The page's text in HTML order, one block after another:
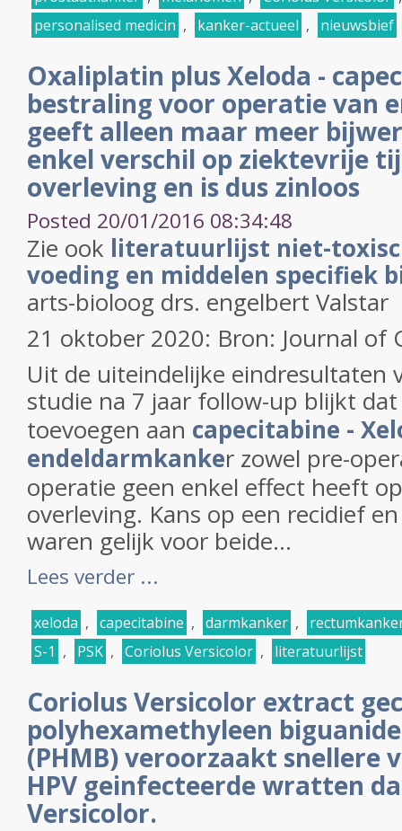
personalised medicin , kanker-actueel , nieuwsbief
Oxaliplatin plus Xeloda -
bestraling voor operatie van
geeft alleen maar meer
enkel verschil op ziektevrije
overleving en is dus zinloos
Posted 20/01/2016 08:34:48
Zie ook literatuurlijst niet-
voeding en middelen specifiek
arts-bioloog drs. engelbert Valstar
21 oktober 2020: Bron: Journal of
Uit de uiteindelijke eindresultaten
studie na 7 jaar follow-up blijkt
toevoegen aan capecitabine -
endeldarmkanker zowel pre-
operatie geen enkel effect heeft
overleving. Kans op een recidief
waren gelijk voor beide...
Lees verder ...
xeloda , capecitabine , darmkanker ,
S-1 , PSK , Coriolus Versicolor , literatuurlijst
Coriolus Versicolor extract
polyhexamethyleen
(PHMB) veroorzaakt snellere
HPV geinfecteerde wratten
Versicolor.